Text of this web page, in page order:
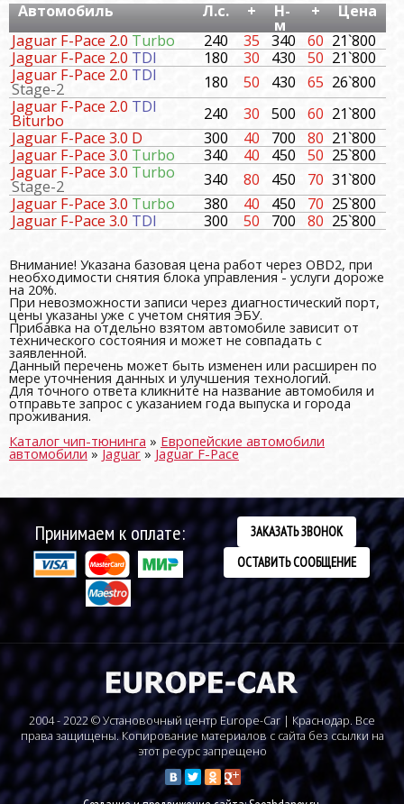
Автомобиль Л.с. + Н-
м
+
Цена
Jaguar F-Pace 2.0 Turbo 240 35 340 60 21`800
Jaguar F-Pace 2.0 TDI 180 30 430 50 21`800
Jaguar F-Pace 2.0 TDI
Stage-2 180 50 430 65 26`800
Jaguar F-Pace 2.0 TDI
Biturbo 240 30 500 60 21`800
Jaguar F-Pace 3.0 D
300 40 700 80 21`800
Jaguar F-Pace 3.0 Turbo 340 40 450 50 25`800
Jaguar F-Pace 3.0 Turbo
Stage-2 340 80 450 70 31`800
Jaguar F-Pace 3.0 Turbo 380 40 450 70 25`800
Jaguar F-Pace 3.0 TDI 300 50 700 80 25`800
Внимание! Указана базовая цена работ через OBD2, при
необходимости снятия блока управления - услуги дороже
на 20%.
При невозможности записи через диагностический порт,
цены указаны уже с учетом снятия ЭБУ.
Прибавка на отдельно взятом автомобиле зависит от
технического состояния и может не совпадать с
заявленной.
Данный перечень может быть изменен или расширен по
мере уточнения данных и улучшения технологий.
Для точного ответа кликните на название автомобиля и
отправьте запрос с указанием года выпуска и города
проживания.
Каталог чип-тюнинга » Европейские автомобили
автомобили»Jaguar» Jaguar F-Pace
Принимаем к оплате:
ЗАКАЗАТЬ ЗВОНОК
ОСТАВИТЬ СООБЩЕНИЕ
2004 - 2022 © Установочный центр Europe-Car | Краснодар. Все
права защищены. Копирование материалов с сайта без ссылки на
этот ресурс запрещено